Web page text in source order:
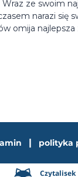
ze swoim
narazi się
omija najlepsza
| polityka
Czytalisek